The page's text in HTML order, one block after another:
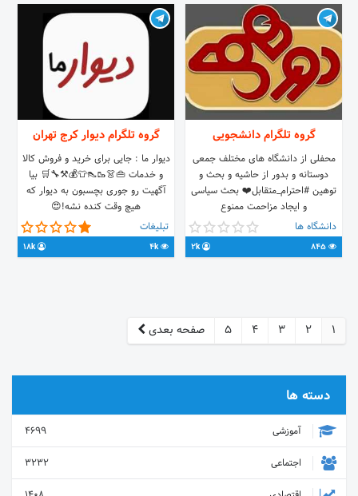
گروه تلگرام دانشجویی
محفلی از دانشگاه های مختلف جمعی
دوستانه و بدور از حاشیه و بحث و
توهین #احترام_متقابل❤️ بحث سیاسی
و ایجاد مزاحمت ممنوع
https://t.me/+BxoiKWb-
ybA4OWQ0 تبلیغ فقط با هماهنگی:👇🏻
@alireza_ark
دانشگاه ها
2k
گروه تلگرام دیوار کرج تهران
دیوار ما : جایی برای خرید و فروش کالا
و خدمات 👜👗🥾👠👕💰⚒️🔧🛒 بیا
آگهیت رو جوری بچسبون به دیوار که
هیچ وقت کنده نشه!😍
https://t.me/divarmaتبلیغات
4k
18k
1
2
3
4
5 صفحه بعدی
دسته ها
آموزشی
4699
اجتماعی
3232